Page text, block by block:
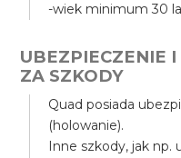
-wiek minimum 30
UBEZPIECZENIE
ZA SZKODY
Quad posiada
(holowanie).
Inne szkody, jak np.